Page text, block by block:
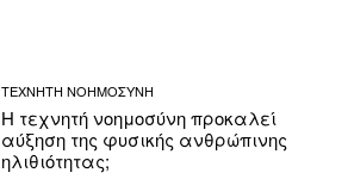
ΤΕΧΝΗΤΗ ΝΟΗΜΟΣΥΝΗ
Η τεχνητή νοημοσύνη προκαλεί
αύξηση της φυσικής ανθρώπινης
ηλιθιότητας;